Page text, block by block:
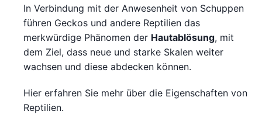
In Verbindung mit der Anwesenheit von Schuppen
führen Geckos und andere Reptilien das
merkwürdige Phänomen der Hautablösung, mit
dem Ziel, dass neue und starke Skalen weiter
wachsen und diese abdecken können.
Hier erfahren Sie mehr über die Eigenschaften von
Reptilien.